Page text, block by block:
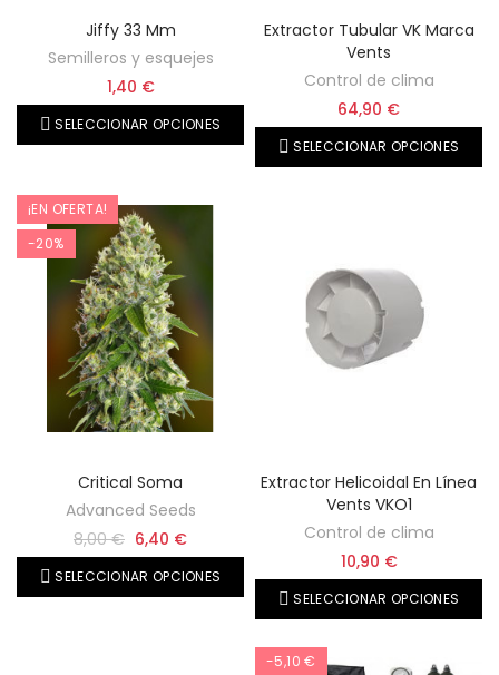
Jiffy 33 Mm
Semilleros y esquejes
1,40 €
SELECCIONAR OPCIONES
Extractor Tubular VK Marca
Vents
Control de clima
64,90 €
SELECCIONAR OPCIONES
¡EN OFERTA!
-20%
Critical Soma
Advanced Seeds
8,00 € 6,40 €
SELECCIONAR OPCIONES
Extractor Helicoidal En Línea
Vents VKO1
Control de clima
10,90 €
SELECCIONAR OPCIONES
-5,10 €